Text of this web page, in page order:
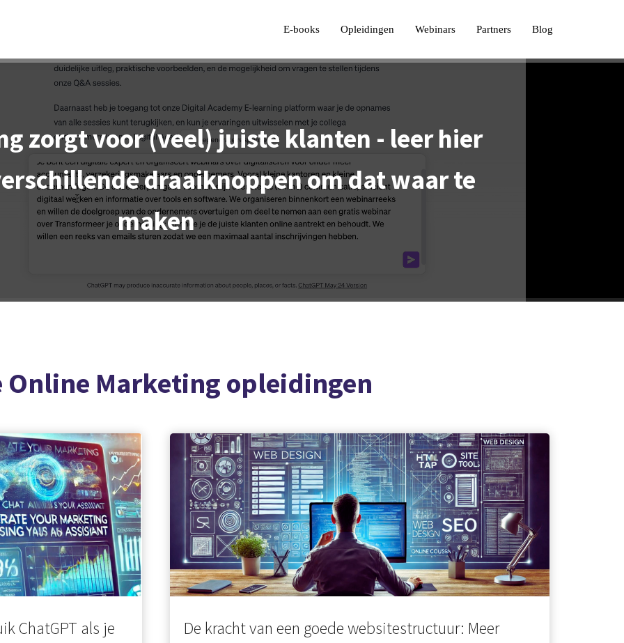
E-books Opleidingen Webinars Partners Blog
zorgt voor (veel) juiste klanten - leer hier
draaiknoppen om dat waar te
maken
Online Marketing opleidingen
ChatGPT als je
De kracht van een goede websitestructuur: Meer